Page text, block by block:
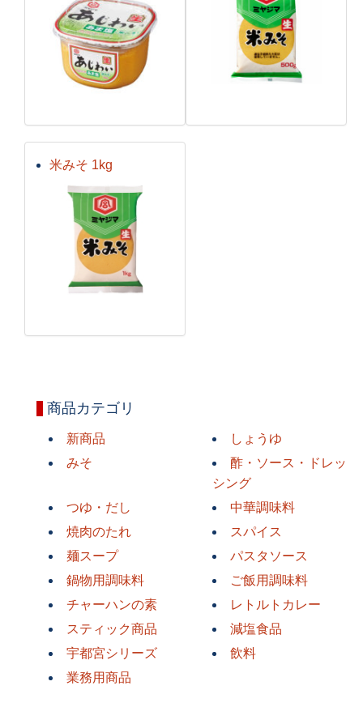
米みそ 1kg
商品カテゴリ
新商品
しょうゆ
みそ
酢・ソース・ドレッ
シング
つゆ・だし
中華調味料
焼肉のたれ
スパイス
麺スープ
パスタソース
鍋物用調味料
ご飯用調味料
チャーハンの素
レトルトカレー
スティック商品
減塩食品
宇都宮シリーズ
飲料
業務用商品